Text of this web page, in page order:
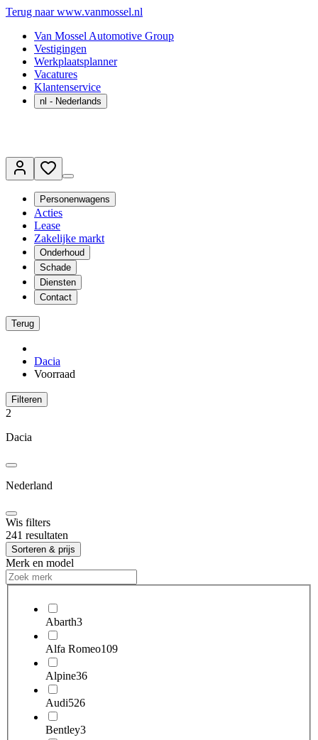
Terug naar www.vanmossel.nl
Van Mossel Automotive Group
Vestigingen
Werkplaatsplanner
Vacatures
Klantenservice
nl - Nederlands
Personenwagens
Acties
Lease
Zakelijke markt
Onderhoud
Schade
Diensten
Contact
Terug
Dacia
Voorraad
Filteren
2
Dacia
Nederland
Wis filters
241 resultaten
Sorteren & prijs
Merk en model
Abarth3
Alfa Romeo109
Alpine36
Audi526
Bentley3